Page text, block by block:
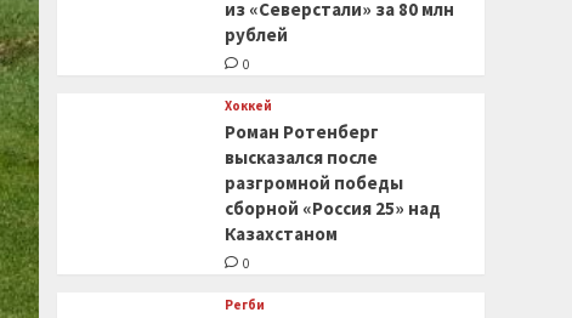
из «Северстали» за 80 млн
рублей
0
Хоккей
Роман Ротенберг
высказался после
разгромной победы
сборной «Россия 25» над
Казахстаном
0
Регби